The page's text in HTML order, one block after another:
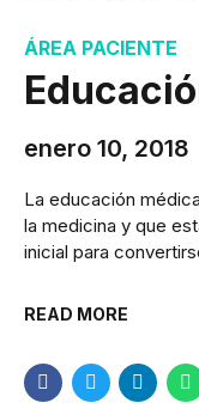
ÁREA PACIENTE
enero 10, 2018
La educación
la medicina y que
inicial para
READ MORE